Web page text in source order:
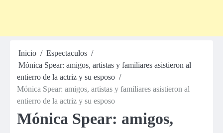
Inicio
Espectaculos
Mónica Spear: amigos, artistas y familiares asistieron al
entierro de la actriz y su esposo
Mónica Spear: amigos, artistas y familiares asistieron al
entierro de la actriz y su esposo
Mónica Spear: amigos,